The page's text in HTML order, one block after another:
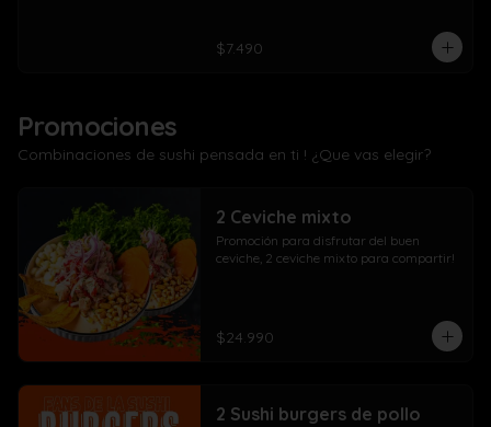
$7.490
Promociones
Combinaciones de sushi pensada en ti ! ¿Que vas elegir?
2 Ceviche mixto
Promoción para disfrutar del buen
ceviche, 2 ceviche mixto para compartir!
$24.990
2 Sushi burgers de pollo